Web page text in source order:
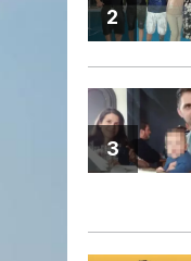
2
3